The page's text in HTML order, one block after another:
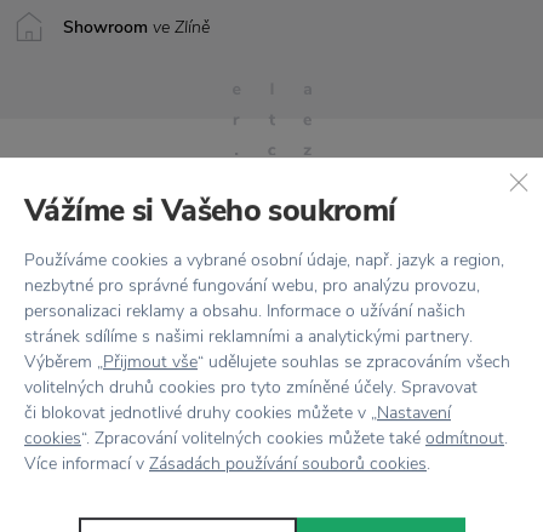
Showroom ve Zlíně
Stojí zapozornost
MERAKI
Vonný difuzér Lavender Rain 100 ml
MERAKI
Vonný difuzér Dark Wood
Vážíme si Vašeho soukromí
Používáme cookies a vybrané osobní údaje, např. jazyk a region,
nezbytné pro správné fungování webu, pro analýzu provozu,
personalizaci reklamy a obsahu. Informace o užívání našich
stránek sdílíme s našimi reklamními a analytickými partnery.
Výběrem „Přijmout vše“ udělujete souhlas se zpracováním všech
volitelných druhů cookies pro tyto zmíněné účely. Spravovat
či blokovat jednotlivé druhy cookies můžete v „Nastavení
cookies“. Zpracování volitelných cookies můžete také odmítnout.
Více informací v Zásadách používání souborů cookies.